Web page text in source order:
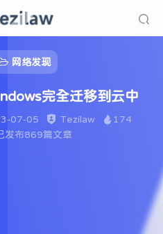
网络发现
完全迁移到云中
07-05 Tezilaw
174
发布869篇文章